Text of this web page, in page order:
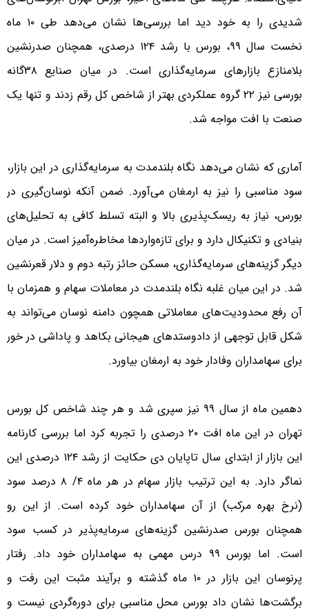
شدیدی را به خود دید اما بررسی‌ها نشان می‌دهد طی ۱۰ ماه
نخست سال ۹۹، بورس با رشد ۱۲۴ درصدی، همچنان صدرنشین
بلامنازع بازارهای سرمایه‌گذاری است. در میان صنایع ۳۸گانه
بورسی نیز ۲۲ گروه عملکردی بهتر از شاخص کل رقم زدند و تنها یک
صنعت با افت مواجه شد.
آماری که نشان می‌دهد نگاه بلندمدت به سرمایه‌گذاری در این بازار،
سود مناسبی را نیز به ارمغان می‌آورد. ضمن آنکه نوسان‌گیری در
بورس، نیاز به ریسک‌پذیری بالا و البته تسلط کافی به تحلیل‌های
بنیادی و تکنیکال دارد و برای تازه‌واردها مخاطره‌آمیز است. در میان
دیگر گزینه‌های سرمایه‌‌گذاری، مسکن حائز رتبه دوم و دلار قعرنشین
شد. در این میان غلبه نگاه بلندمدت در معاملات سهام و همزمان با
آن رفع محدودیت‌های معاملاتی همچون دامنه نوسان می‌تواند به
شکل قابل توجهی از دادوستدهای هیجانی بکاهد و پاداشی در خور
برای سهامداران وفادار خود به ارمغان بیاورد.
دهمین ماه از سال ۹۹ نیز سپری شد و هر چند شاخص کل بورس
تهران در این ماه افت ۲۰ درصدی را تجربه کرد اما بررسی کارنامه
این بازار از ابتدای سال تاپایان دی حکایت از رشد ۱۲۴ درصدی این
نماگر دارد. به این ترتیب بازار سهام در هر ماه ۴/ ۸ درصد سود
(نرخ بهره مرکب) از آن سهامداران خود کرده است. از این رو
همچنان بورس صدرنشین گزینه‌های سرمایه‌پذیر در کسب سود
است. اما بورس ۹۹ درس مهمی به سهامداران خود داد. رفتار
پرنوسان این بازار در ۱۰ ماه گذشته و برآیند مثبت این رفت و
برگشت‌ها نشان داد بورس محل مناسبی برای د‌وره‌گرد‌ی نیست و